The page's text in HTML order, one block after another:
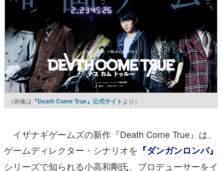
（画像は 『Death Come True』公式サイト より）
イザナギゲームズの新作『Death Come True』は、
ゲームディレクター・シナリオを 『ダンガンロンパ』
シリーズで知られる小高和剛氏、プロデューサーをイ